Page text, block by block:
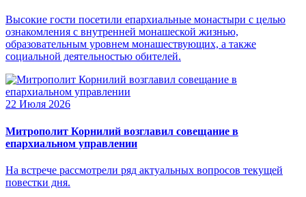
Высокие гости посетили епархиальные монастыри с целью
ознакомления с внутренней монашеской жизнью,
образовательным уровнем монашествующих, а также
социальной деятельностью обителей.
22 Июля 2026
Митрополит Корнилий возглавил совещание в
епархиальном управлении
На встрече рассмотрели ряд актуальных вопросов текущей
повестки дня.